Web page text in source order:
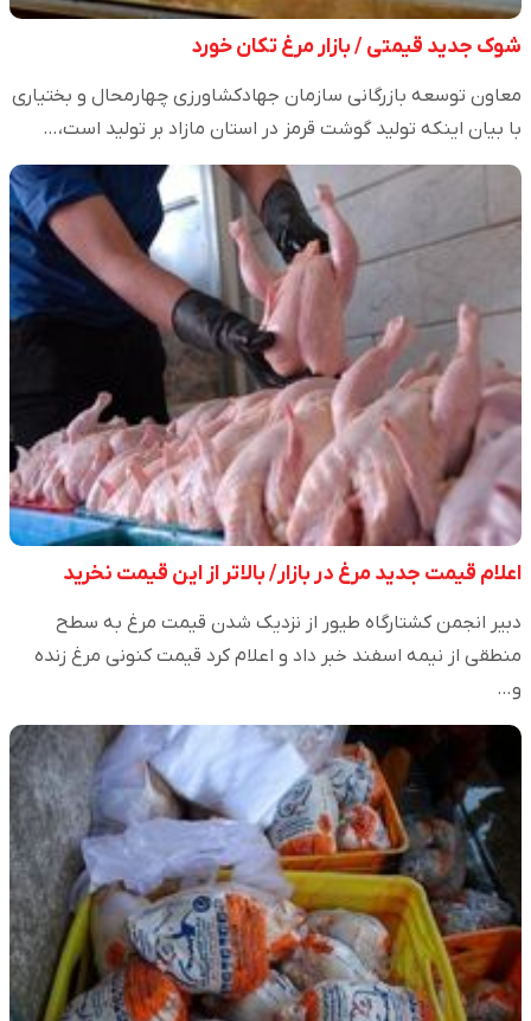
شوک جدید قیمتی / بازار مرغ تکان خورد
معاون توسعه بازرگانی سازمان جهادکشاورزی چهارمحال و بختیاری
با بیان اینکه تولید گوشت قرمز در استان مازاد بر تولید است،…
اعلام قیمت جدید مرغ در بازار/ بالاتر از این قیمت نخرید
دبیر انجمن کشتارگاه طیور از نزدیک شدن قیمت مرغ به سطح
منطقی از نیمه اسفند خبر داد و اعلام کرد قیمت کنونی مرغ زنده
و…